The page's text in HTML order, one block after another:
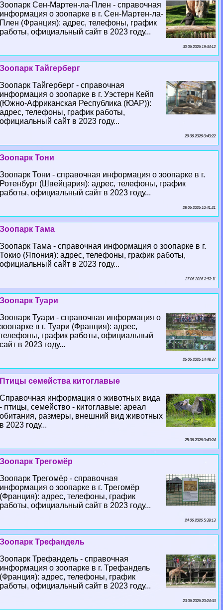
Зоопарк Сен-Мартен-ла-Плен - справочная
информация о зоопарке в г. Сен-Мартен-ла-
Плен (Франция): адрес, телефоны, график
работы, официальный сайт в 2023 году...
30 06 2026 19:34:12
Зоопарк Тайгерберг
Зоопарк Тайгерберг - справочная
информация о зоопарке в г. Уэстерн Кейп
(Южно-Африканская Республика (ЮАР)):
адрес, телефоны, график работы,
официальный сайт в 2023 году...
29 06 2026 0:40:22
Зоопарк Тони
Зоопарк Тони - справочная информация о зоопарке в г.
Ротенбург (Швейцария): адрес, телефоны, график
работы, официальный сайт в 2023 году...
28 06 2026 10:41:21
Зоопарк Тама
Зоопарк Тама - справочная информация о зоопарке в г.
Токио (Япония): адрес, телефоны, график работы,
официальный сайт в 2023 году...
27 06 2026 3:53:11
Зоопарк Туари
Зоопарк Туари - справочная информация о
зоопарке в г. Туари (Франция): адрес,
телефоны, график работы, официальный
сайт в 2023 году...
26 06 2026 14:48:37
Птицы семейства китоглавые
Справочная информация о животных вида
- птицы, семейство - китоглавые: ареал
обитания, размеры, внешний вид животных
в 2023 году...
25 06 2026 0:40:24
Зоопарк Трегомёр
Зоопарк Трегомёр - справочная
информация о зоопарке в г. Трегомёр
(Франция): адрес, телефоны, график
работы, официальный сайт в 2023 году...
24 06 2026 5:39:13
Зоопарк Трефандель
Зоопарк Трефандель - справочная
информация о зоопарке в г. Трефандель
(Франция): адрес, телефоны, график
работы, официальный сайт в 2023 году...
23 06 2026 20:24:33